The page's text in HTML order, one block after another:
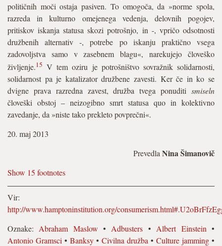
političnih moči ostaja pasiven. To omogoča, da »norme spola,
razreda in kulturno omejenega vedenja, delovnih pogojev,
pritiskov iskanja statusa skozi potrošnjo, in -, vpričo odsotnosti
družbenih alternativ -, potrebe po iskanju praktično vsega
zadovoljstva samo v zasebnem blagu«, narekujejo človeško
življenje.15 V tem oziru je potrošništvo sovražnik solidarnosti,
solidarnost pa je katalizator družbene zavesti. Ker če in ko se
dvigne prava razredna zavest, družba tvega ponuditi smiseln
človeški obstoj – neizogibno smrt statusa quo in kolektivno
zavedanje, da »niste tako prekleto povprečni«.
20. maj 2013
Prevedla Nina Šimanovič
Show 15 footnotes
Vir:
http://www.hamptoninstitution.org/
Oznake: Abraham Maslow • Adbusters • Albert Einstein •
Antonio Gramsci • Banksy • Civilna družba • Culture jamming •